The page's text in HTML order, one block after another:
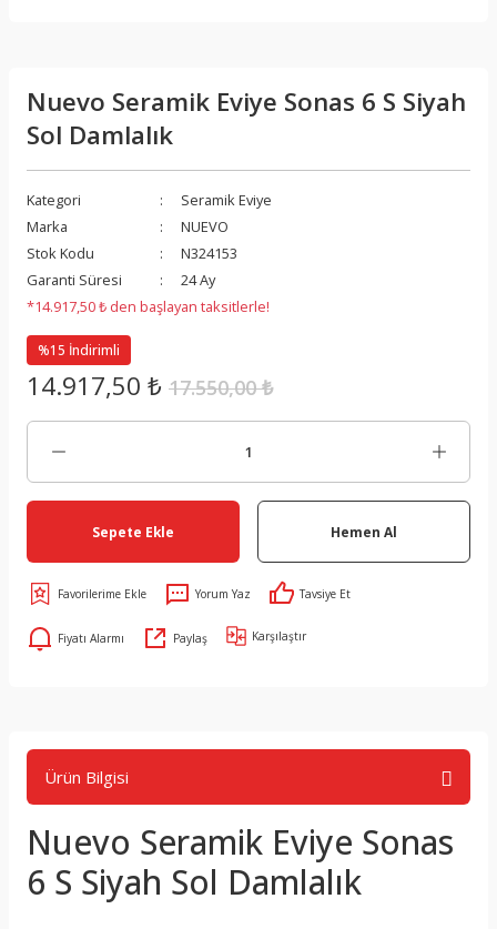
Nuevo Seramik Eviye Sonas 6 S Siyah
Sol Damlalık
Kategori
Seramik Eviye
Marka
NUEVO
Stok Kodu
N324153
Garanti Süresi
24 Ay
*14.917,50 ₺ den başlayan taksitlerle!
%15 İndirimli
14.917,50 ₺ 17.550,00 ₺
Sepete Ekle Hemen Al
Yorum Yaz Tavsiye Et
Fiyatı Alarmı Paylaş Karşılaştır
Ürün Bilgisi
Nuevo Seramik Eviye Sonas
6 S Siyah Sol Damlalık